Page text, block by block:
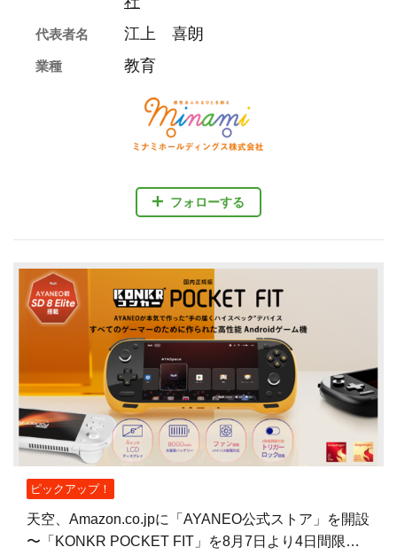
フォローする
代表者名 江上 喜朗
業種 教育
ピックアップ！
天空、Amazon.co.jpに「AYANEO公式ストア」を開設
〜「KONKR POCKET FIT」を8月7日より4日間限定